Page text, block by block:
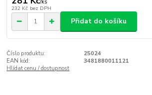
/ks
232 Kč bez DPH
Přidat do košíku
Číslo produktu:
25024
EAN kód:
3481880011121
Hlídat cenu / dostupnost